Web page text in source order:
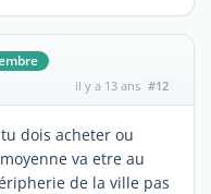
il y a 13 ans #12
dois acheter ou
va etre au
de la ville pas